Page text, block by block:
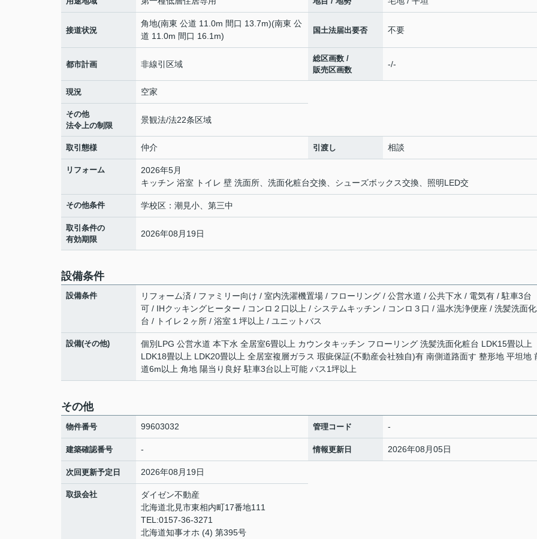
接道状況
角地(南東 公道 11.0m 間口 13.7m)(南東 公
道 11.0m 間口 16.1m)
国土法届出要否 不要
都市計画 非線引区域
総区画数 /
販売区画数
-/-
現況 空家
その他
法令上の制限
景観法/法22条区域
取引態様 仲介 引渡し 相談
リフォーム
2026年5月
キッチン 浴室 トイレ 壁 洗面所、洗面化粧台交換、シューズボックス交換、照明LED交
その他条件 学校区：潮見小、第三中
取引条件の
有効期限
2026年08月19日
設備条件
設備条件
リフォーム済 / ファミリー向け / 室内洗濯機置場 / フローリング / 公営水道 / 公共下水 / 電気有 / 駐車3台
可 / IHクッキングヒーター / コンロ２口以上 / システムキッチン / コンロ３口 / 温水洗浄便座 / 洗髪洗面
台 / トイレ２ヶ所 / 浴室１坪以上 / ユニットバス
設備(その他)
個別LPG 公営水道 本下水 全居室6畳以上 カウンタキッチン フローリング 洗髪洗面化粧台 LDK15畳以上
LDK18畳以上 LDK20畳以上 全居室複層ガラス 瑕疵保証(不動産会社独自)有 南側道路面す 整形地 平坦地
道6m以上 角地 陽当り良好 駐車3台以上可能 バス1坪以上
その他
物件番号 99603032 管理コード -
建築確認番号 - 情報更新日 2026年08月05日
次回更新予定日 2026年08月19日
取扱会社
ダイゼン不動産
北海道北見市東相内町17番地111
TEL:0157-36-3271
北海道知事オホ (4) 第395号